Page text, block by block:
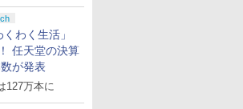
くわく生活」
任天堂の決算
が発表
127万本に